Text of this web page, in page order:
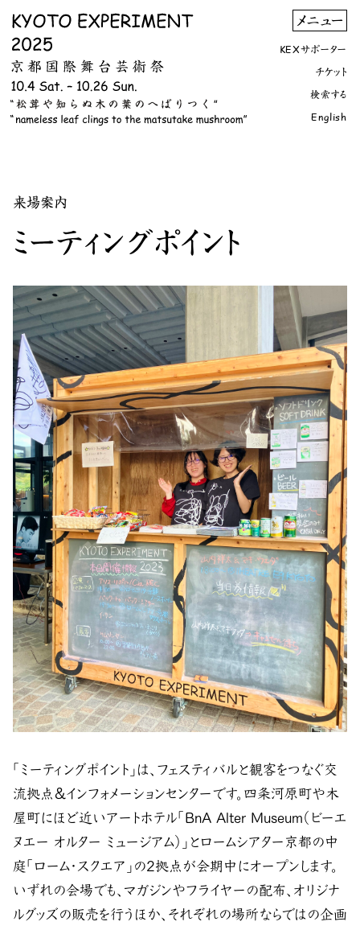
KEXサポーター
チケット
検索する
English
来場案内
ミーティングポイント
「ミーティングポイント」は、フェスティバルと観客をつなぐ交
流拠点＆インフォメーションセンターです。四条河原町や木
屋町にほど近いアートホテル「BnA Alter Museum（ビーエ
ヌエー オルター ミュージアム）」とロームシアター京都の中
庭「ローム・スクエア」の2拠点が会期中にオープンします。
いずれの会場でも、マガジンやフライヤーの配布、オリジナ
ルグッズの販売を行うほか、それぞれの場所ならではの企画